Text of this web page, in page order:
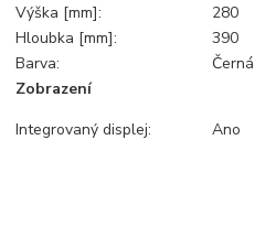
Výška [mm]:
280
Hloubka [mm]:
390
Barva:
Černá
Zobrazení
Integrovaný displej:
Ano